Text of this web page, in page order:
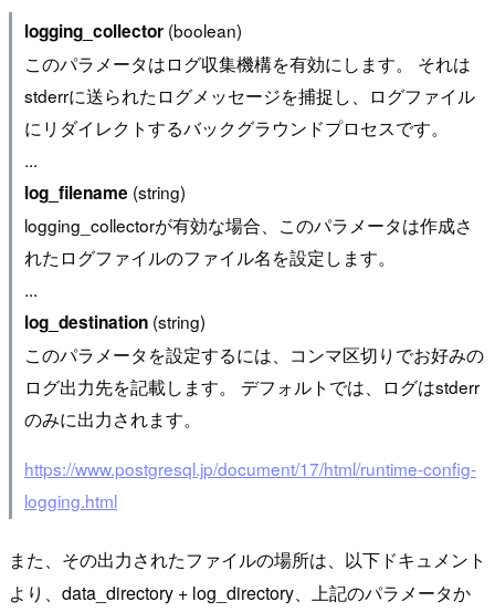
logging_collector(boolean)
このパラメータはログ収集機構を有効にします。 それは
stderrに送られたログメッセージを捕捉し、ログファイル
にリダイレクトするバックグラウンドプロセスです。
...
log_filename(string)
logging_collectorが有効な場合、このパラメータは作成さ
れたログファイルのファイル名を設定します。
...
log_destination(string)
このパラメータを設定するには、コンマ区切りでお好みの
ログ出力先を記載します。 デフォルトでは、ログはstderr
のみに出力されます。
https://www.postgresql.jp/document/17/html/runtime-config-
logging.html
また、その出力されたファイルの場所は、以下ドキュメント
より、data_directory + log_directory、上記のパラメータか